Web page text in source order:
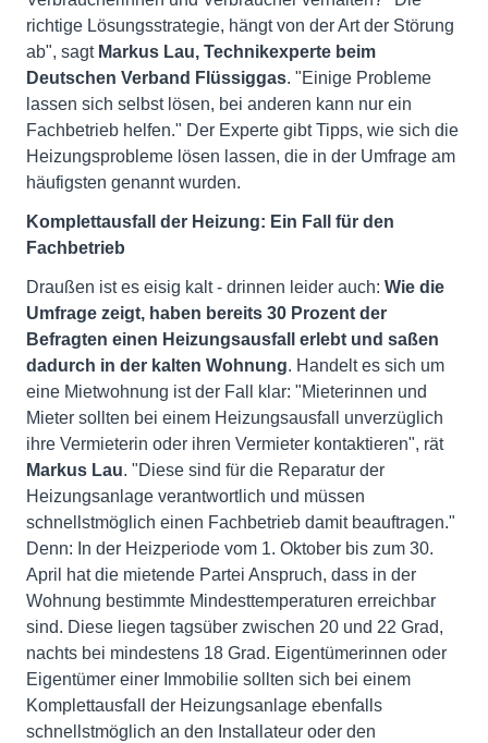
richtige Lösungsstrategie, hängt von der Art der Störung
ab", sagt Markus Lau, Technikexperte beim
Deutschen Verband Flüssiggas. "Einige Probleme
lassen sich selbst lösen, bei anderen kann nur ein
Fachbetrieb helfen." Der Experte gibt Tipps, wie sich die
Heizungsprobleme lösen lassen, die in der Umfrage am
häufigsten genannt wurden.
Komplettausfall der Heizung: Ein Fall für den
Fachbetrieb
Draußen ist es eisig kalt - drinnen leider auch: Wie die
Umfrage zeigt, haben bereits 30 Prozent der
Befragten einen Heizungsausfall erlebt und saßen
dadurch in der kalten Wohnung. Handelt es sich um
eine Mietwohnung ist der Fall klar: "Mieterinnen und
Mieter sollten bei einem Heizungsausfall unverzüglich
ihre Vermieterin oder ihren Vermieter kontaktieren", rät
Markus Lau. "Diese sind für die Reparatur der
Heizungsanlage verantwortlich und müssen
schnellstmöglich einen Fachbetrieb damit beauftragen."
Denn: In der Heizperiode vom 1. Oktober bis zum 30.
April hat die mietende Partei Anspruch, dass in der
Wohnung bestimmte Mindesttemperaturen erreichbar
sind. Diese liegen tagsüber zwischen 20 und 22 Grad,
nachts bei mindestens 18 Grad. Eigentümerinnen oder
Eigentümer einer Immobilie sollten sich bei einem
Komplettausfall der Heizungsanlage ebenfalls
schnellstmöglich an den Installateur oder den